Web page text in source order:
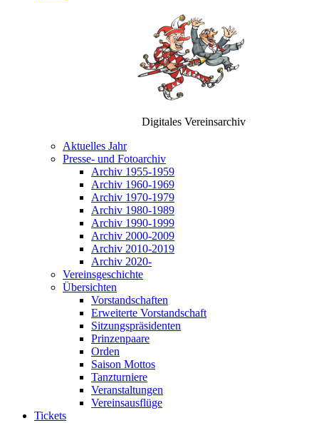
Digitales Vereinsarchiv
Aktuelles Jahr
Presse- und Fotoarchiv
Archiv 1955-1959
Archiv 1960-1969
Archiv 1970-1979
Archiv 1980-1989
Archiv 1990-1999
Archiv 2000-2009
Archiv 2010-2019
Archiv 2020-
Vereinsgeschichte
Übersichten
Vorstandschaften
Erweiterte Vorstandschaft
Sitzungspräsidenten
Prinzenpaare
Orden
Saison Mottos
Tanzturniere
Veranstaltungen
Vereinsausflüge
Tickets